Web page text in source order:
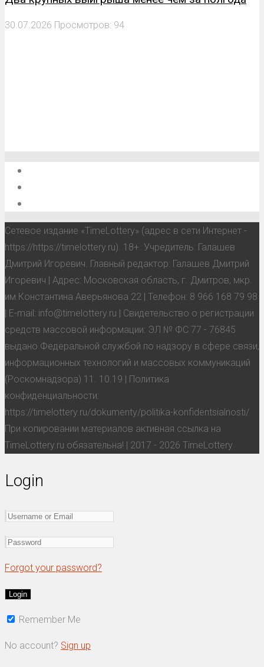
30.07.2026 Просмотров: 94
Сетевое издание «TimeLottery» (адрес в сети Интернет -
https://https://timelottery.ru). 18+. Учредитель: Галашев
Дмитрий Игоревич. Главный редактор: Галашев Дмитрий
Игоревич | Адрес: Московская область, г. Дмитров, мкр.
им Константина Аверьянова 22 | Телефон: 8 966 168 79 98
| E-mail: info@timelottery.ru | Свидетельство о регистрации
средств массовой информации: ЭЛ № ФС 77 - 76845
выдано Федеральной службой по надзору в сфере связи,
информационных технологий и массовых коммуникаций
(Роскомнадзора) 11. 10.19 | Политика
конфиденциальности:
https://timelottery.ru/dokumenty/politika-konfidentsialnosti/
При копировании материалов активная ссылка на
TimeLottery.ru обязательна! | 2017 - 2026 TimeLottery
Login
Forgot your password?
Remember Me
No account? Sign up